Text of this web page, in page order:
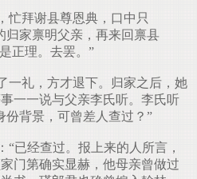
忙拜谢县尊恩典，口中只
归家禀明父亲，再来回禀县
正理。去罢。”
一礼，方才退下。归家之后，她
一一说与父亲李氏听。李氏听
份背景，可曾差人查过？”
“已经查过。报上来的人所言，
门第确实显赫，他母亲曾做过